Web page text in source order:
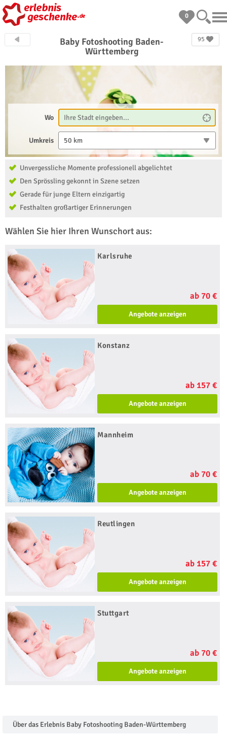
0
95
Baby Fotoshooting Baden-
Württemberg
Wo
Umkreis 50 km
Unvergessliche Momente professionell abgelichtet
Den Sprössling gekonnt in Szene setzen
Gerade für junge Eltern einzigartig
Festhalten großartiger Erinnerungen
Wählen Sie hier Ihren Wunschort aus:
Karlsruhe
ab 70 €
Angebote anzeigen
Konstanz
ab 157 €
Angebote anzeigen
Mannheim
ab 70 €
Angebote anzeigen
Reutlingen
ab 157 €
Angebote anzeigen
Stuttgart
ab 70 €
Angebote anzeigen
Über das Erlebnis Baby Fotoshooting Baden-Württemberg